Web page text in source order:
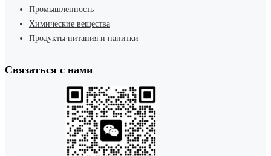
Промышленность
Химические вещества
Продукты питания и напитки
Связаться с нами